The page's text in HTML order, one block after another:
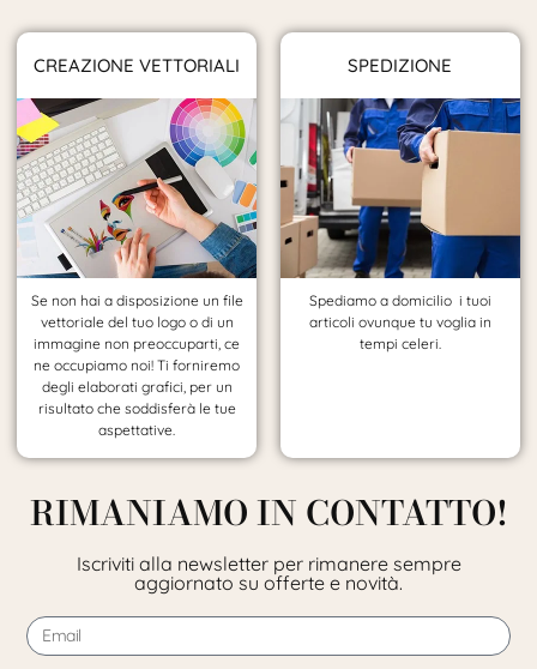
CREAZIONE VETTORIALI
Se non hai a disposizione un file
vettoriale del tuo logo o di un
immagine non preoccuparti, ce
ne occupiamo noi! Ti forniremo
degli elaborati grafici, per un
risultato che soddisferà le tue
aspettative.
SPEDIZIONE
Spediamo a domicilio i tuoi
articoli ovunque tu voglia in
tempi celeri.
RIMANIAMO IN CONTATTO!
Iscriviti alla newsletter per rimanere sempre
aggiornato su offerte e novità.